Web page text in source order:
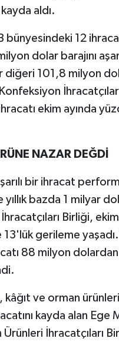
aldı.
bünyesindeki 12
dolar barajını
diğeri 101,8 milyon
ekim ayında
NAZAR DEĞDİ
bir ihracat
bazda 1 milyar
Birliği,
gerileme
88 milyon
ve orman
kayda alan Ege
Ürünleri İhracatçıları